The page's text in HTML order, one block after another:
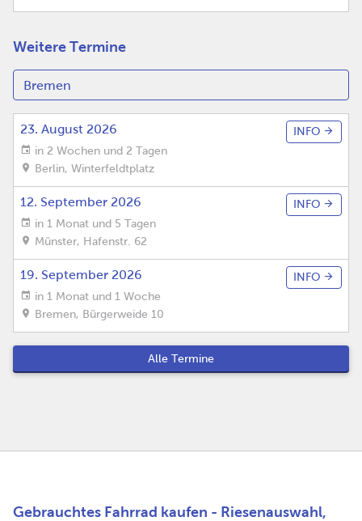
Weitere Termine
23. August 2026
in 2 Wochen und 2 Tagen
Berlin, Winterfeldtplatz
INFO
12. September 2026
in 1 Monat und 5 Tagen
Münster, Hafenstr. 62
INFO
19. September 2026
in 1 Monat und 1 Woche
Bremen, Bürgerweide 10
INFO
Alle Termine
Gebrauchtes Fahrrad kaufen - Riesenauswahl,